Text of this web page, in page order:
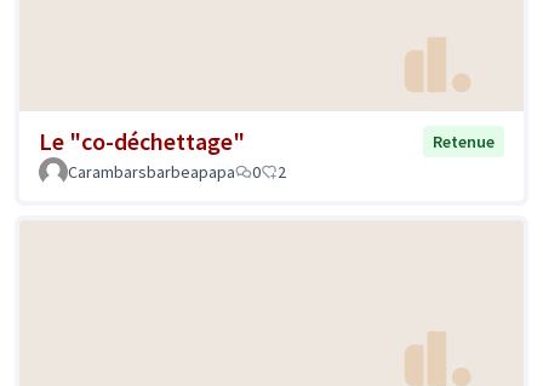
Le "co-déchettage"
Retenue
Carambarsbarbeapapa
0 2